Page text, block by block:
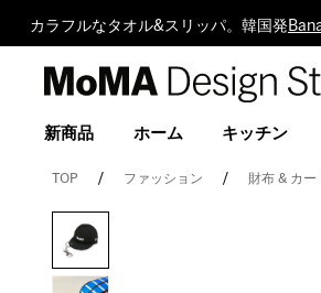
カラフルなタオル&スリッパ。韓国発
新商品 ホーム キッチン
TOP ファッション 財布 & カ